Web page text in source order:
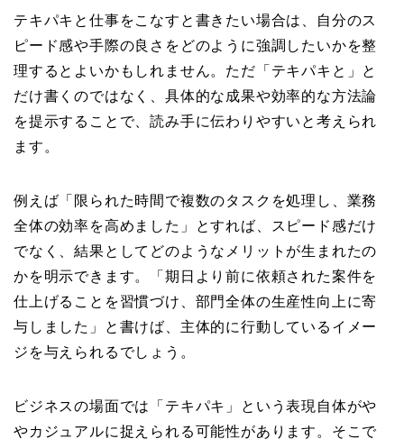
テキパキと仕事をこなすと書きたい場合は、自分のス
ピード感や手際の良さをどのように強調したいかを整
理するとよいかもしれません。ただ「テキパキと」と
だけ書くのではなく、具体的な成果や効率的な方法論
を提示することで、読み手に伝わりやすいと考えられ
ます。
例えば「限られた時間で複数のタスクを処理し、業務
全体の効率を高めました」とすれば、スピード感だけ
でなく、結果としてどのようなメリットが生まれたの
かを明示できます。「期日より前に依頼された案件を
仕上げることを習慣づけ、部門全体の生産性向上に寄
与しました」と書けば、主体的に行動しているイメー
ジを与えられるでしょう。
ビジネスの場面では「テキパキ」という表現自体がや
やカジュアルに捉えられる可能性があります。そこで